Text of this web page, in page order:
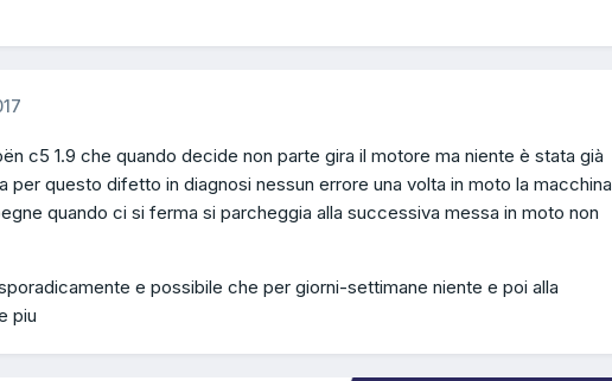
c5 1.9 che quando decide non parte gira il motore ma niente è stata già
per questo difetto in diagnosi nessun errore una volta in moto la macchina
quando ci si ferma si parcheggia alla successiva messa in moto non
e possibile che per giorni-settimane niente e poi alla
piu